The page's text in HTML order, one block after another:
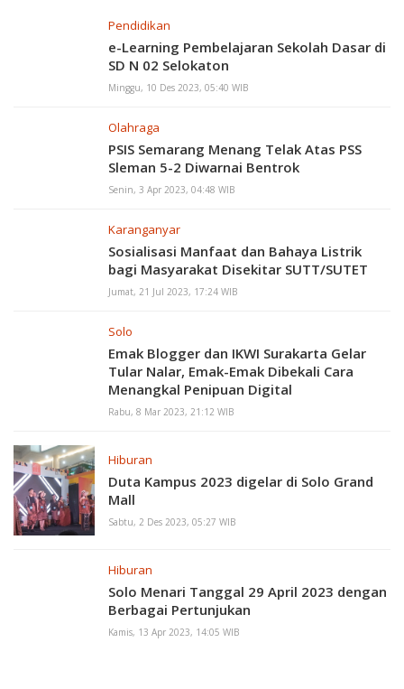
Pendidikan
e-Learning Pembelajaran Sekolah Dasar di
SD N 02 Selokaton
Minggu, 10 Des 2023, 05:40 WIB
Olahraga
PSIS Semarang Menang Telak Atas PSS
Sleman 5-2 Diwarnai Bentrok
Senin, 3 Apr 2023, 04:48 WIB
Karanganyar
Sosialisasi Manfaat dan Bahaya Listrik
bagi Masyarakat Disekitar SUTT/SUTET
Jumat, 21 Jul 2023, 17:24 WIB
Solo
Emak Blogger dan IKWI Surakarta Gelar
Tular Nalar, Emak-Emak Dibekali Cara
Menangkal Penipuan Digital
Rabu, 8 Mar 2023, 21:12 WIB
Hiburan
Duta Kampus 2023 digelar di Solo Grand
Mall
Sabtu, 2 Des 2023, 05:27 WIB
Hiburan
Solo Menari Tanggal 29 April 2023 dengan
Berbagai Pertunjukan
Kamis, 13 Apr 2023, 14:05 WIB